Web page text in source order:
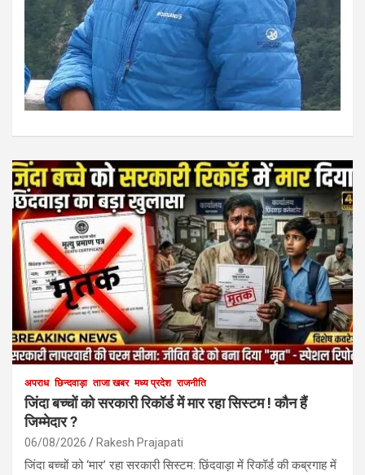
अपराध छिन्दवाड़ा ताजा खबर मध्य प्रदेश राजनीति
जिंदा बच्चों को सरकारी रिकॉर्ड में मार रहा सिस्टम ! कौन हैं
जिम्मेदार ?
06/08/2026 Rakesh Prajapati
जिंदा बच्चों को ‘मार’ रहा सरकारी सिस्टम: छिंदवाड़ा में रिकॉर्ड की कब्रगाह में